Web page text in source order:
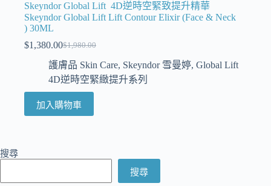
Skeyndor Global Lift 4D逆時空緊致提升精華
Skeyndor Global Lift Lift Contour Elixir (Face & Neck
) 30ML
$1,980.00
$1,380.00
護膚品 Skin Care, Skeyndor 雪曼婷, Global Lift
4D逆時空緊緻提升系列
加入購物車
搜尋
搜尋